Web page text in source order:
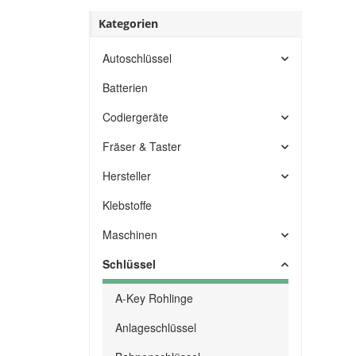
Kategorien
Autoschlüssel
Batterien
Codiergeräte
Fräser & Taster
Hersteller
Klebstoffe
Maschinen
Schlüssel
A-Key Rohlinge
Anlageschlüssel